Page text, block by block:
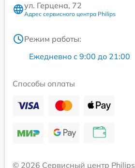
ул. Герцена, 72
Адрес сервисного центра Philips
Режим работы:
Ежедневно с 9:00 до 21:00
Способы оплаты
© 2026 Сервисный центр Philips